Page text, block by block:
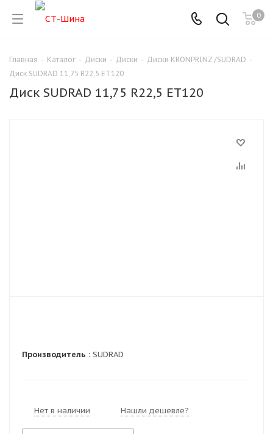
0
Главная - Каталог - Диски - Диски - Диски KRONPRINZ /SUDRAD -
Диск SUDRAD 11,75 R22,5 ET120
Диск SUDRAD 11,75 R22,5 ET120
Производитель : SUDRAD
Нет в наличии Нашли дешевле?